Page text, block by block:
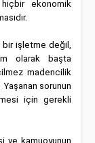
ekonomik
bir işletme değil,
olarak başta
madencilik
sorunun
için gerekli
ve kamuoyunun